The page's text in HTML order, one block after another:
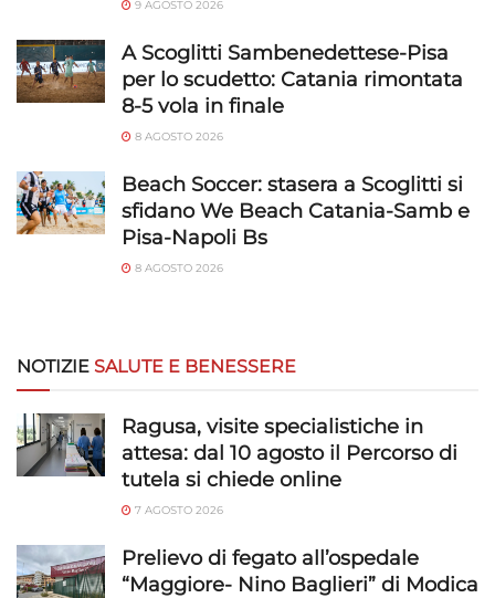
9 AGOSTO 2026
A Scoglitti Sambenedettese-Pisa
per lo scudetto: Catania rimontata
8-5 vola in finale
8 AGOSTO 2026
Beach Soccer: stasera a Scoglitti si
sfidano We Beach Catania-Samb e
Pisa-Napoli Bs
8 AGOSTO 2026
NOTIZIE SALUTE E BENESSERE
Ragusa, visite specialistiche in
attesa: dal 10 agosto il Percorso di
tutela si chiede online
7 AGOSTO 2026
Prelievo di fegato all’ospedale
“Maggiore- Nino Baglieri” di Modica